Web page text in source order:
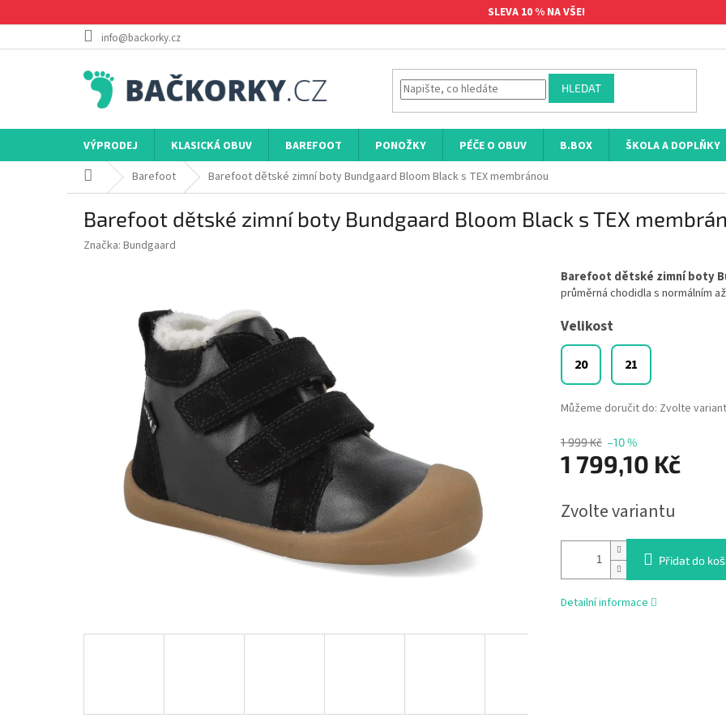
na
SLEVA 10 % NA VŠE!
info@backorky.cz
HLEDAT
VÝPRODEJ KLASICKÁ OBUV BAREFOOT PONOŽKY PÉČE O OBUV B.BOX ŠKOLA A DOPLŇKY
Domů Barefoot Barefoot dětské zimní boty Bundgaard Bloom Black s TEX membránou
Barefoot dětské zimní boty Bundgaard Bloom Black s TEX
Značka: Bundgaard
1 999 Kč –10 %
1 799,10 Kč
cena:
Zvolte variantu
Velikost
20 21
Můžeme doručit do: Zvolte
Přidat do
Barefoot dětské zimní boty
průměrná chodidla s normálním
Detailní informace